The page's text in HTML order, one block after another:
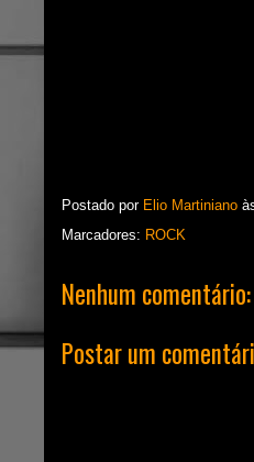
Postado por Elio Martiniano
Marcadores: ROCK
Nenhum comentário:
Postar um